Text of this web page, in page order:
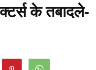
के तबादले-